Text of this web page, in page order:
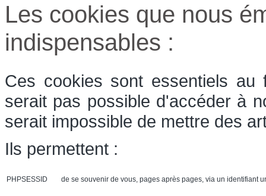
Les cookies que nous
indispensables :
Ces cookies sont essentiels
serait pas possible d'accéder à
serait impossible de mettre des
Ils permettent :
PHPSESSID de se souvenir de vous, pages après pages, via un identifiant